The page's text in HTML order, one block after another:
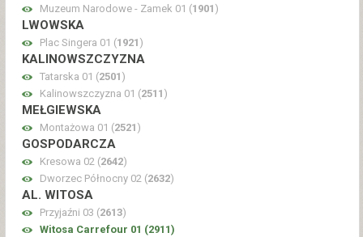
Muzeum Narodowe - Zamek 01 (1901 )
LWOWSKA
Plac Singera 01 (1921 )
KALINOWSZCZYZNA
Tatarska 01 (2501 )
Kalinowszczyzna 01 (2511 )
MEŁGIEWSKA
Montażowa 01 (2521 )
GOSPODARCZA
Kresowa 02 (2642)
Dworzec Północny 02 (2632)
AL. WITOSA
Przyjaźni 03 (2613)
Witosa Carrefour 01 (2911)